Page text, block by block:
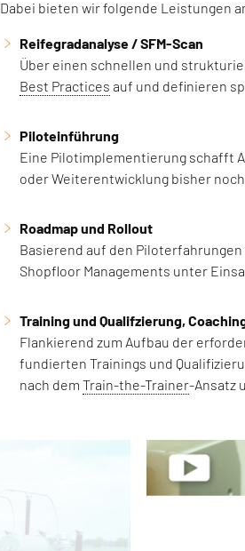
Dabei bieten wir folgende Leistungen
Reifegradanalyse / SFM-Scan
Über einen schnellen und
Best Practices auf und definieren
Piloteinführung
Eine Pilotimplementierung schafft
oder Weiterentwicklung bisher
Roadmap und Rollout
Basierend auf den
Shopfloor Managements unter
Training und Qualifzierung,
Flankierend zum Aufbau der
fundierten Trainings und
nach demTrain-the-Trainer-Ansatz